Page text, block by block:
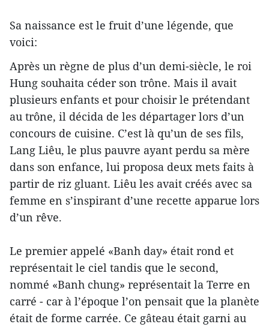
Sa naissance est le fruit d’une légende, que
voici:
Après un règne de plus d’un demi-siècle, le roi
Hung souhaita céder son trône. Mais il avait
plusieurs enfants et pour choisir le prétendant
au trône, il décida de les départager lors d’un
concours de cuisine. C’est là qu’un de ses fils,
Lang Liêu, le plus pauvre ayant perdu sa mère
dans son enfance, lui proposa deux mets faits à
partir de riz gluant. Liêu les avait créés avec sa
femme en s’inspirant d’une recette apparue lors
d’un rêve.
Le premier appelé «Banh day» était rond et
représentait le ciel tandis que le second,
nommé «Banh chung» représentait la Terre en
carré - car à l’époque l’on pensait que la planète
était de forme carrée. Ce gâteau était garni au